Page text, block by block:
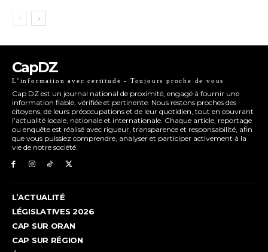
CapDZ
L’information avec certitude - Toujours proche de vous
Cap DZ est un journal national de proximité, engagé à fournir une
information fiable, vérifiée et pertinente. Nous restons proches des
citoyens, de leurs préoccupations et de leur quotidien, tout en couvrant
l’actualité locale, nationale et internationale. Chaque article, reportage
ou enquête est réalisé avec rigueur, transparence et responsabilité, afin
que vous puissiez comprendre, analyser et participer activement à la
vie de notre société.
L’ACTUALITÉ
LÉGISLATIVES 2026
CAP SUR ORAN
CAP SUR RÉGION